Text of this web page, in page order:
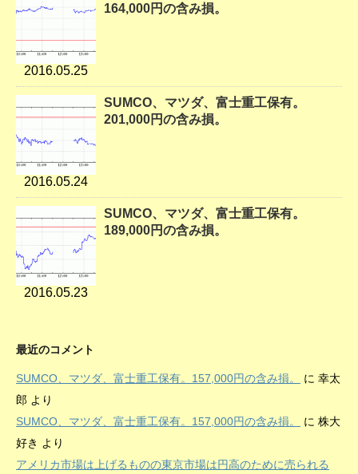
2016.05.25
164,000円の含み損。
2016.05.24
SUMCO、マツダ、富士重工保有。
201,000円の含み損。
2016.05.23
SUMCO、マツダ、富士重工保有。
189,000円の含み損。
最近のコメント
SUMCO、マツダ、富士重工保有。157,000円の含み損。 に 幸太
郎 より
SUMCO、マツダ、富士重工保有。157,000円の含み損。
に 株大
好き より
アメリカ市場は上げるものの東京市場は円高のために売られる